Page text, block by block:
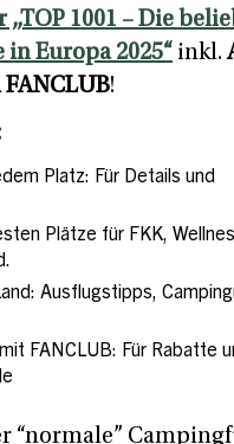
1001 – Die
Europa 2025“ inkl.
!
Platz: Für Details und
Plätze für FKK,
Ausflugstipps,
FANCLUB: Für Rabatte
“normale”